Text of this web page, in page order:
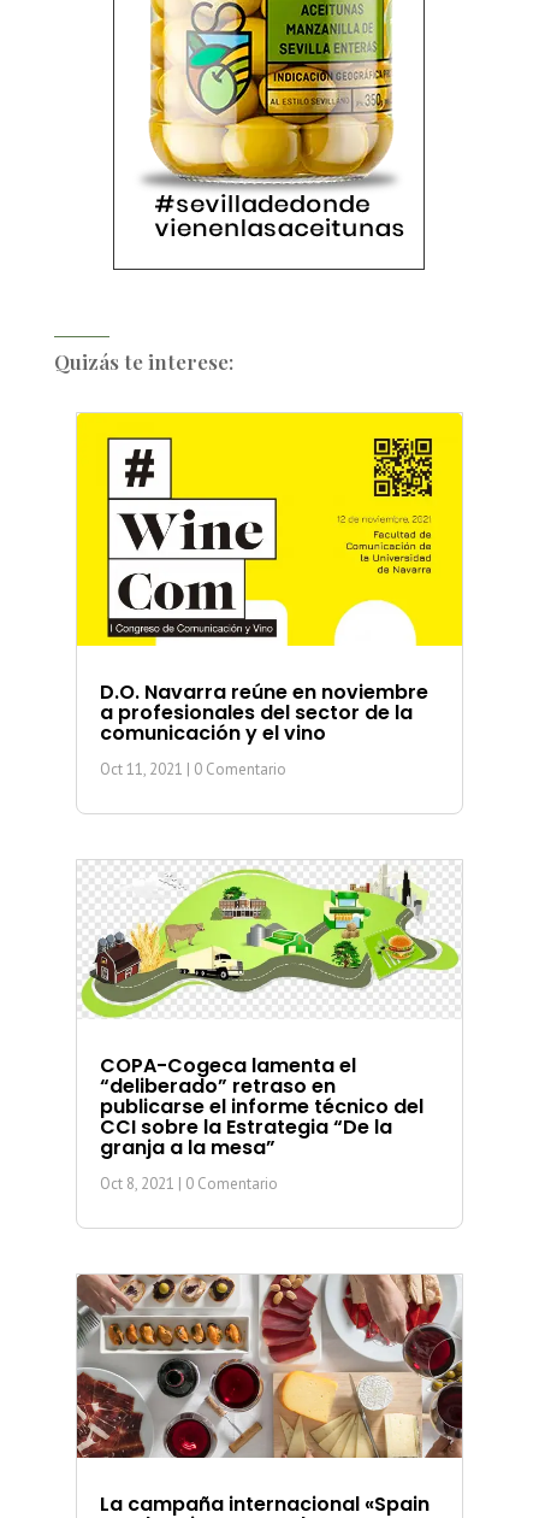
Quizás te interese:
D.O. Navarra reúne en noviembre
a profesionales del sector de la
comunicación y el vino
Oct 11, 2021 | 0 Comentario
COPA-Cogeca lamenta el
“deliberado” retraso en
publicarse el informe técnico del
CCI sobre la Estrategia “De la
granja a la mesa”
Oct 8, 2021 | 0 Comentario
La campaña internacional «Spain